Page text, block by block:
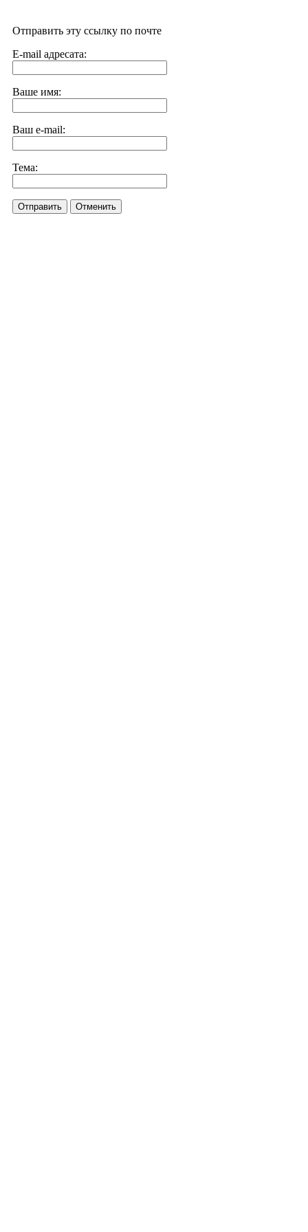
Отправить эту ссылку по почте
E-mail адресата:
Ваше имя:
Ваш e-mail:
Тема:
Отправить Отменить